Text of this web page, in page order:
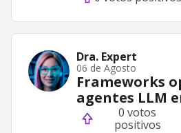
Dra. Expert
06 de Agosto
Frameworks
agentes LLM
0 votos
positivos